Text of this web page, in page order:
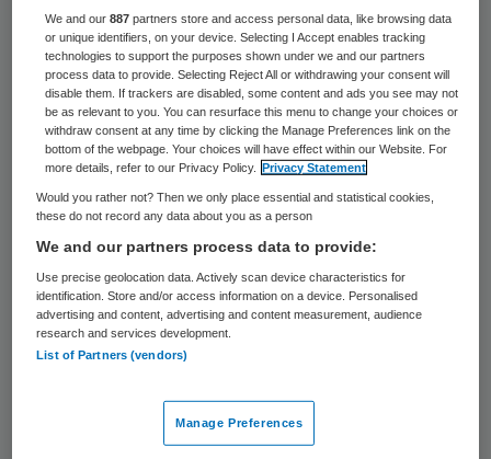
geeft hoop bij deze levensbedreigende
diagnose. Daarnaast sluit Nederland zich
aan bij naastgelegen landen Duitsland (vijf
klinieken, waarvan de capaciteit niet vol
benut is), Frankrijk (twee klinieken) en Groot
Brittannië (één kliniek) omdeze therapie in
hebben besloten om geen protonentherapie
in hun land aan te bieden.
Keerzijde
Er zit een keerzijde aan deze ‘goed-
We and our887 partners store and access personal data, like browsing data
or unique identifiers, on your device. Selecting I Accept enables tracking
technologies to support the purposes shown under we and our partners
process data to provide. Selecting Reject All or withdrawing your consent will
disable them. If trackers are disabled, some content and ads you see may not
be as relevant to you. You can resurface this menu to change your choices or
withdraw consent at any time by clicking the Manage Preferences link on the
bottom of the webpage. Your choices will have effect within our Website. For
more details, refer to our Privacy Policy.
Privacy Statement
Would you rather not? Then we only place essential and statistical cookies,
these do not record any data about you as a person
We and our partners process data to provide:
Use precise geolocation data. Actively scan device characteristics for
identification. Store and/or access information on a device. Personalised
advertising and content, advertising and content measurement, audience
research and services development.
List of Partners (vendors)
Manage Preferences